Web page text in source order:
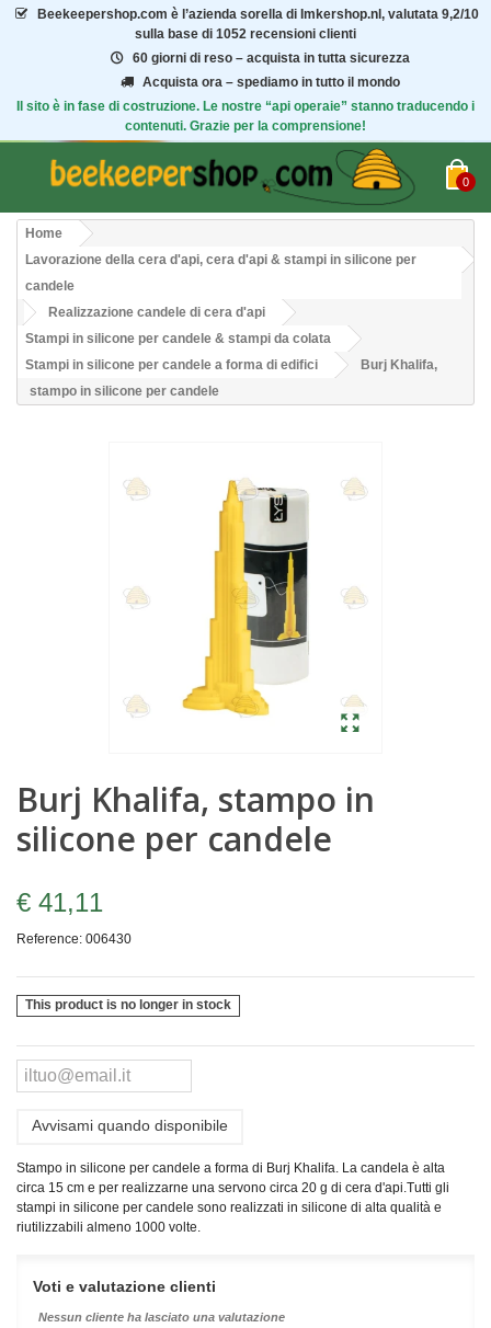
Beekeepershop.com è l’azienda sorella di Imkershop.nl, valutata 9,2/10
sulla base di 1052 recensioni clienti
60 giorni di reso – acquista in tutta sicurezza
Acquista ora – spediamo in tutto il mondo
Il sito è in fase di costruzione. Le nostre “api operaie” stanno traducendo i
contenuti. Grazie per la comprensione!
0
Home
Lavorazione della cera d'api, cera d'api & stampi in silicone per
candele
Realizzazione candele di cera d'api
Stampi in silicone per candele & stampi da colata
Stampi in silicone per candele a forma di edifici
Burj Khalifa,
stampo in silicone per candele
Burj Khalifa, stampo in
silicone per candele
€ 41,11
Reference: 006430
This product is no longer in stock
Avvisami quando disponibile
Stampo in silicone per candele a forma di Burj Khalifa. La candela è alta
circa 15 cm e per realizzarne una servono circa 20 g di cera d'api. Tutti gli
stampi in silicone per candele sono realizzati in silicone di alta qualità e
riutilizzabili almeno 1000 volte.
Voti e valutazione clienti
Nessun cliente ha lasciato una valutazione